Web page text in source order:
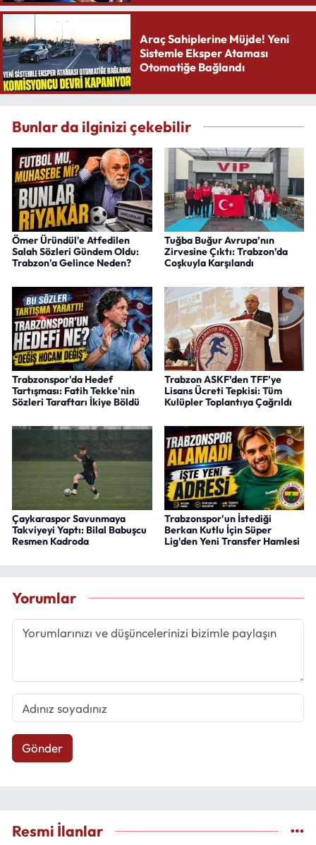
Araç Sahiplerine Müjde! Yeni
Sistemle Eksper Ataması
Otomatiğe Bağlandı
Bunlar da ilginizi çekebilir
Ömer Üründül'e Atfedilen
Salah Sözleri Gündem Oldu:
Trabzon'a Gelince Neden?
Tuğba Buğur Avrupa’nın
Zirvesine Çıktı: Trabzon’da
Coşkuyla Karşılandı
Trabzonspor'da Hedef
Tartışması: Fatih Tekke'nin
Sözleri Taraftarı İkiye Böldü
Trabzon ASKF’den TFF’ye
Lisans Ücreti Tepkisi: Tüm
Kulüpler Toplantıya Çağrıldı
Çaykaraspor Savunmaya
Takviyeyi Yaptı: Bilal Babuşcu
Resmen Kadroda
Trabzonspor'un İstediği
Berkan Kutlu İçin Süper
Lig'den Yeni Transfer Hamlesi
Yorumlar
Gönder
Resmi İlanlar